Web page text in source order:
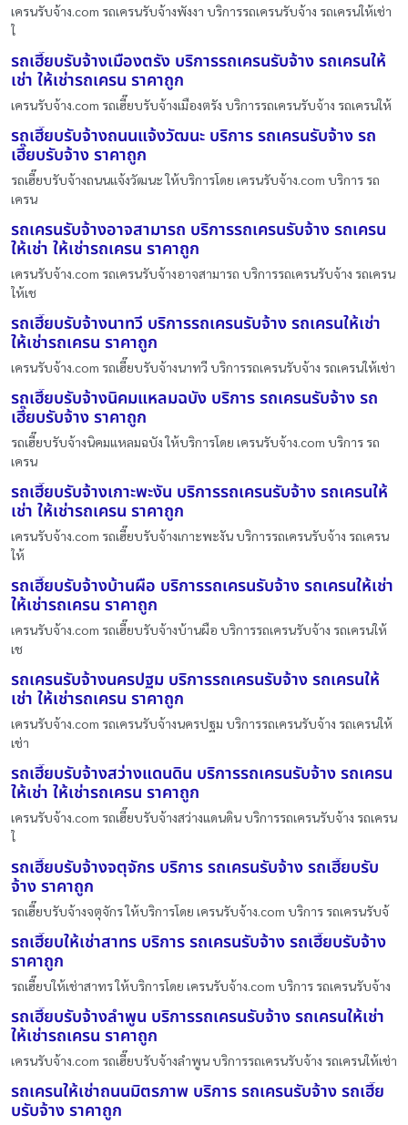
เครนรับจ้าง.com รถเครนรับจ้างพังงา บริการรถเครนรับจ้าง รถเครนให้เช่า
ใ
รถเฮี๊ยบรับจ้างเมืองตรัง บริการรถเครนรับจ้าง รถเครนให้
เช่า ให้เช่ารถเครน ราคาถูก
เครนรับจ้าง.com รถเฮี๊ยบรับจ้างเมืองตรัง บริการรถเครนรับจ้าง รถเครนให้
รถเฮี๊ยบรับจ้างถนนแจ้งวัฒนะ บริการ รถเครนรับจ้าง รถ
เฮี๊ยบรับจ้าง ราคาถูก
รถเฮี๊ยบรับจ้างถนนแจ้งวัฒนะ ให้บริการโดย เครนรับจ้าง.com บริการ รถ
เครน
รถเครนรับจ้างอาจสามารถ บริการรถเครนรับจ้าง รถเครน
ให้เช่า ให้เช่ารถเครน ราคาถูก
เครนรับจ้าง.com รถเครนรับจ้างอาจสามารถ บริการรถเครนรับจ้าง รถเครน
ให้เช
รถเฮี๊ยบรับจ้างนาทวี บริการรถเครนรับจ้าง รถเครนให้เช่า
ให้เช่ารถเครน ราคาถูก
เครนรับจ้าง.com รถเฮี๊ยบรับจ้างนาทวี บริการรถเครนรับจ้าง รถเครนให้เช่า
รถเฮี๊ยบรับจ้างนิคมแหลมฉบัง บริการ รถเครนรับจ้าง รถ
เฮี๊ยบรับจ้าง ราคาถูก
รถเฮี๊ยบรับจ้างนิคมแหลมฉบัง ให้บริการโดย เครนรับจ้าง.com บริการ รถ
เครน
รถเฮี๊ยบรับจ้างเกาะพะงัน บริการรถเครนรับจ้าง รถเครนให้
เช่า ให้เช่ารถเครน ราคาถูก
เครนรับจ้าง.com รถเฮี๊ยบรับจ้างเกาะพะงัน บริการรถเครนรับจ้าง รถเครน
ให้
รถเฮี๊ยบรับจ้างบ้านผือ บริการรถเครนรับจ้าง รถเครนให้เช่า
ให้เช่ารถเครน ราคาถูก
เครนรับจ้าง.com รถเฮี๊ยบรับจ้างบ้านผือ บริการรถเครนรับจ้าง รถเครนให้
เช
รถเครนรับจ้างนครปฐม บริการรถเครนรับจ้าง รถเครนให้
เช่า ให้เช่ารถเครน ราคาถูก
เครนรับจ้าง.com รถเครนรับจ้างนครปฐม บริการรถเครนรับจ้าง รถเครนให้
เช่า
รถเฮี๊ยบรับจ้างสว่างแดนดิน บริการรถเครนรับจ้าง รถเครน
ให้เช่า ให้เช่ารถเครน ราคาถูก
เครนรับจ้าง.com รถเฮี๊ยบรับจ้างสว่างแดนดิน บริการรถเครนรับจ้าง รถเครน
ใ
รถเฮี๊ยบรับจ้างจตุจักร บริการ รถเครนรับจ้าง รถเฮี๊ยบรับ
จ้าง ราคาถูก
รถเฮี๊ยบรับจ้างจตุจักร ให้บริการโดย เครนรับจ้าง.com บริการ รถเครนรับจ้
รถเฮี๊ยบให้เช่าสาทร บริการ รถเครนรับจ้าง รถเฮี๊ยบรับจ้าง
ราคาถูก
รถเฮี๊ยบให้เช่าสาทร ให้บริการโดย เครนรับจ้าง.com บริการ รถเครนรับจ้าง
รถเฮี๊ยบรับจ้างลำพูน บริการรถเครนรับจ้าง รถเครนให้เช่า
ให้เช่ารถเครน ราคาถูก
เครนรับจ้าง.com รถเฮี๊ยบรับจ้างลำพูน บริการรถเครนรับจ้าง รถเครนให้เช่า
รถเครนให้เช่าถนนมิตรภาพ บริการ รถเครนรับจ้าง รถเฮี๊ย
บรับจ้าง ราคาถูก